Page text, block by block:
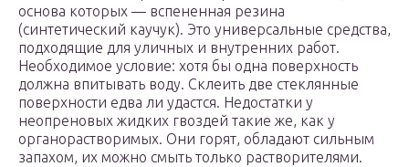
основа которых — вспененная резина
(синтетический каучук). Это универсальные средства,
подходящие для уличных и внутренних работ.
Необходимое условие: хотя бы одна поверхность
должна впитывать воду. Склеить две стеклянные
поверхности едва ли удастся. Недостатки у
неопреновых жидких гвоздей такие же, как у
органорастворимых. Они горят, обладают сильным
запахом, их можно смыть только растворителями.